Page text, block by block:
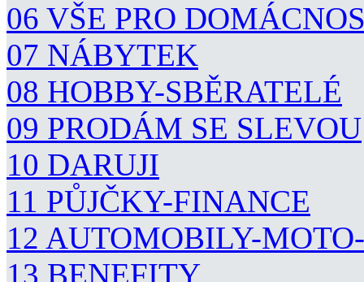
06 VŠE PRO
07 NÁBYTEK
08 HOBBY-SBĚRATELÉ
09 PRODÁM SE SLEVOU
10 DARUJI
11 PŮJČKY-FINANCE
12 AUTOMOBILY-
13 BENEFITY